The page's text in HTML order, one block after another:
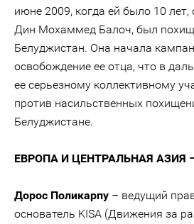
июне 2009, когда ей было 10
Дин Мохаммед Балоч, был
Белуджистан. Она начала
освобождение ее отца, что в
ее серьезному коллективному
против насильственных
Белуджистане.
ЕВРОПА И ЦЕНТРАЛЬНАЯ АЗИЯ
Дорос Поликарпу – ведущий
основатель KISA (Движения за